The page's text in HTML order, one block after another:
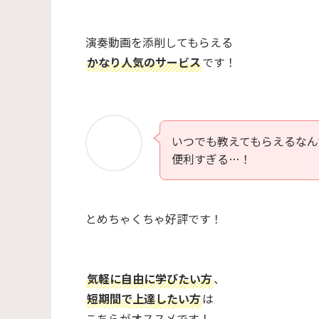
演奏動画を添削してもらえる
かなり人気のサービスです！
いつでも教えてもらえるな
便利すぎる…！
とめちゃくちゃ好評です！
気軽に自由に学びたい方、
短期間で上達したい方は